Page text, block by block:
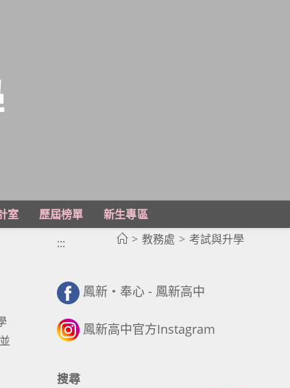
室 歷屆榜單
新生專區
> 教務處 > 考試與升學
:::
鳳新・奉心 - 鳳新高中
鳳新高中官方Instagram
搜尋